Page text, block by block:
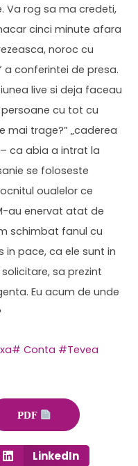
Va rog sa ma credeti,
cinci minute afara
noroc cu
a conferintei de presa.
live si deja faceau
cu tot cu
mai trage?” „caderea
ca abia a intrat la
se foloseste
oualelor ce
au enervat atat de
schimbat fanul cu
in pace, ca ele sunt in
sa prezint
Eu acum de unde
# Conta #Tevea
PDF
LinkedIn